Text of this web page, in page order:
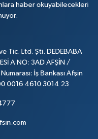
haber okuyabilecekleri
Tic. Ltd. Şti. DEDEBABA
A NO: 3AD AFŞİN /
İş Bankası Afşin
0016 4610 3014 23